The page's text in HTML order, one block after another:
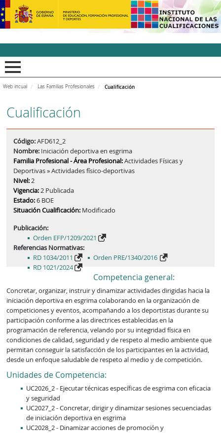
INCUAl - Instituto
Web incual Las Familias Profesionales Cualificación
Cualificación
Código:AFD612_2
Nombre: Iniciación deportiva en esgrima
Familia Profesional - Área Profesional:Actividades Físicas y
Deportivas » Actividades físico-deportivas
Nivel:2
Vigencia:2 Publicada
Estado:6 BOE
Situación Cualificación:Modificado
Publicación:
Orden EFP/1209/2021
Referencias Normativas:
RD 1034/2011
Orden PRE/1340/2016
RD 1021/2024
Competencia general:
Concretar, organizar, instruir y dinamizar actividades dirigidas hacia la
iniciación deportiva en esgrima colaborando en la organización de
competiciones y eventos, acompañando a los deportistas durante su
participación conforme a las directrices establecidas en la
programación de referencia, velando por su integridad física en
condiciones de calidad, seguridad y de respeto al medio ambiente que
permitan conseguir la satisfacción de los participantes en la actividad,
desde un enfoque saludable de respeto al medio y de competición.
Unidades de Competencia:
UC2026_2 - Ejecutar técnicas específicas de esgrima con eficacia
y seguridad
UC2027_2 - Concretar, dirigir y dinamizar sesiones secuenciadas
de iniciación deportiva en esgrima
UC2028_2 - Dinamizar acciones de promoción y